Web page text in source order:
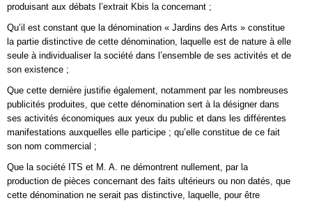
produisant aux débats l’extrait Kbis la concernant ;
Qu’il est constant que la dénomination « Jardins des Arts » constitue
la partie distinctive de cette dénomination, laquelle est de nature à elle
seule à individualiser la société dans l’ensemble de ses activités et de
son existence ;
Que cette dernière justifie également, notamment par les nombreuses
publicités produites, que cette dénomination sert à la désigner dans
ses activités économiques aux yeux du public et dans les différentes
manifestations auxquelles elle participe ; qu’elle constitue de ce fait
son nom commercial ;
Que la société ITS et M. A. ne démontrent nullement, par la
production de pièces concernant des faits ultérieurs ou non datés, que
cette dénomination ne serait pas distinctive, laquelle, pour être